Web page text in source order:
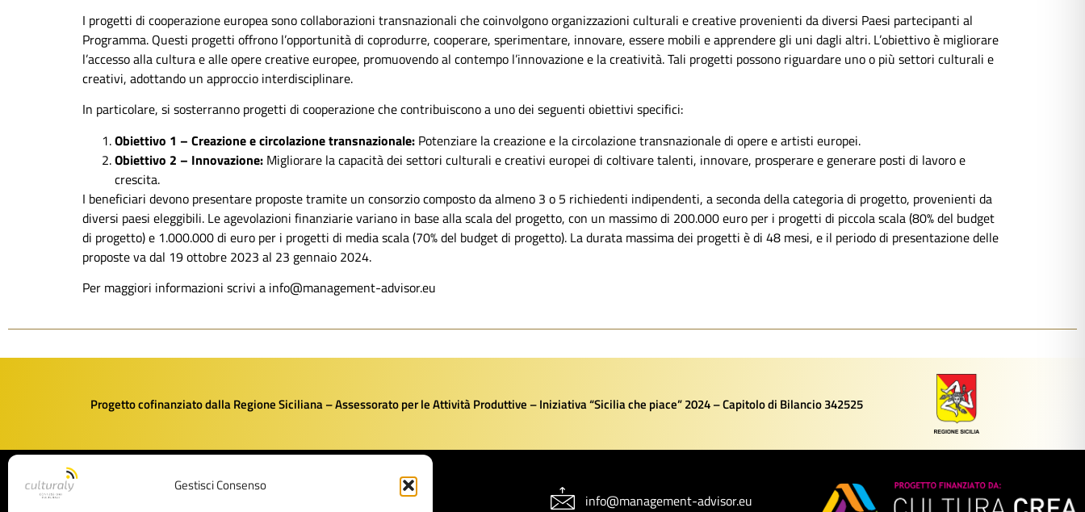
Gestisci Consenso
I progetti di cooperazione europea sono collaborazioni transnazionali che coinvolgono organizzazioni culturali e creative provenienti da diversi Paesi partecipanti al
Programma. Questi progetti offrono l’opportunità di coprodurre, cooperare, sperimentare, innovare, essere mobili e apprendere gli uni dagli altri. L’obiettivo è migliorare
l’accesso alla cultura e alle opere creative europee, promuovendo al contempo l’innovazione e la creatività. Tali progetti possono riguardare uno o più settori culturali e
creativi, adottando un approccio interdisciplinare.
In particolare, si sosterranno progetti di cooperazione che contribuiscono a uno dei seguenti obiettivi specifici:
Obiettivo 1 – Creazione e circolazione transnazionale: Potenziare la creazione e la circolazione transnazionale di opere e artisti europei.
Obiettivo 2 – Innovazione: Migliorare la capacità dei settori culturali e creativi europei di coltivare talenti, innovare, prosperare e generare posti di lavoro e
crescita.
I beneficiari devono presentare proposte tramite un consorzio composto da almeno 3 o 5 richiedenti indipendenti, a seconda della categoria di progetto, provenienti da
diversi paesi eleggibili. Le agevolazioni finanziarie variano in base alla scala del progetto, con un massimo di 200.000 euro per i progetti di piccola scala (80% del budget
di progetto) e 1.000.000 di euro per i progetti di media scala (70% del budget di progetto). La durata massima dei progetti è di 48 mesi, e il periodo di presentazione delle
proposte va dal 19 ottobre 2023 al 23 gennaio 2024.
Per maggiori informazioni scrivi a info@management-advisor.eu
Progetto cofinanziato dalla Regione Siciliana – Assessorato per le Attività Produttive – Iniziativa “Sicilia che piace” 2024 – Capitolo di Bilancio 342525
Culturaly BANDI E FINANZIAMENTI info@management-advisor.eu